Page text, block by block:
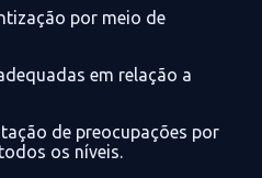
por meio de
em relação a
de preocupações por
os níveis.